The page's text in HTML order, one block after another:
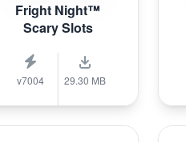
Fright Night™
Scary Slots
v7004 29.30 MB